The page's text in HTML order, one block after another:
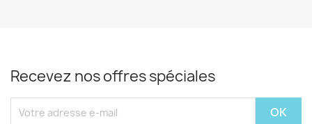
Recevez nos offres spéciales